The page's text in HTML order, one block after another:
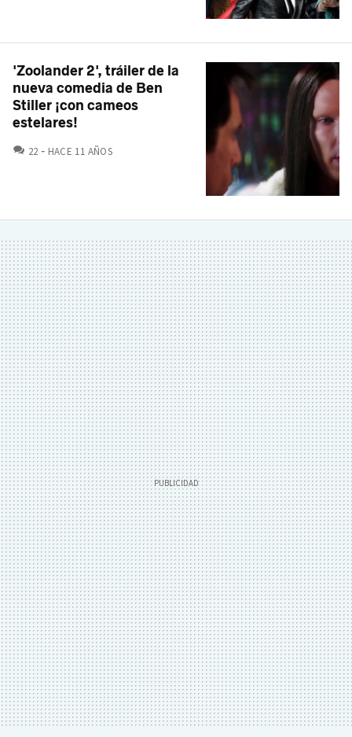
'Zoolander 2', tráiler de la
nueva comedia de Ben
Stiller ¡con cameos
estelares!
22 COMENTARIOS
HACE 11 AÑOS